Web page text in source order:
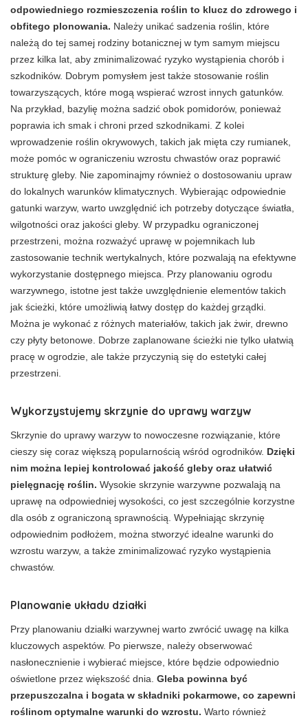
odpowiedniego rozmieszczenia roślin to klucz do zdrowego i
obfitego plonowania. Należy unikać sadzenia roślin, które
należą do tej samej rodziny botanicznej w tym samym miejscu
przez kilka lat, aby zminimalizować ryzyko wystąpienia chorób i
szkodników. Dobrym pomysłem jest także stosowanie roślin
towarzyszących, które mogą wspierać wzrost innych gatunków.
Na przykład, bazylię można sadzić obok pomidorów, ponieważ
poprawia ich smak i chroni przed szkodnikami. Z kolei
wprowadzenie roślin okrywowych, takich jak mięta czy rumianek,
może pomóc w ograniczeniu wzrostu chwastów oraz poprawić
strukturę gleby. Nie zapominajmy również o dostosowaniu upraw
do lokalnych warunków klimatycznych. Wybierając odpowiednie
gatunki warzyw, warto uwzględnić ich potrzeby dotyczące światła,
wilgotności oraz jakości gleby. W przypadku ograniczonej
przestrzeni, można rozważyć uprawę w pojemnikach lub
zastosowanie technik wertykalnych, które pozwalają na efektywne
wykorzystanie dostępnego miejsca. Przy planowaniu ogrodu
warzywnego, istotne jest także uwzględnienie elementów takich
jak ścieżki, które umożliwią łatwy dostęp do każdej grządki.
Można je wykonać z różnych materiałów, takich jak żwir, drewno
czy płyty betonowe. Dobrze zaplanowane ścieżki nie tylko ułatwią
pracę w ogrodzie, ale także przyczynią się do estetyki całej
przestrzeni.
Wykorzystujemy skrzynie do uprawy warzyw
Skrzynie do uprawy warzyw to nowoczesne rozwiązanie, które
cieszy się coraz większą popularnością wśród ogrodników. Dzięki
nim można lepiej kontrolować jakość gleby oraz ułatwić
pielęgnację roślin. Wysokie skrzynie warzywne pozwalają na
uprawę na odpowiedniej wysokości, co jest szczególnie korzystne
dla osób z ograniczoną sprawnością. Wypełniając skrzynię
odpowiednim podłożem, można stworzyć idealne warunki do
wzrostu warzyw, a także zminimalizować ryzyko wystąpienia
chwastów.
Planowanie układu działki
Przy planowaniu działki warzywnej warto zwrócić uwagę na kilka
kluczowych aspektów. Po pierwsze, należy obserwować
nasłonecznienie i wybierać miejsce, które będzie odpowiednio
oświetlone przez większość dnia. Gleba powinna być
przepuszczalna i bogata w składniki pokarmowe, co zapewni
roślinom optymalne warunki do wzrostu. Warto również